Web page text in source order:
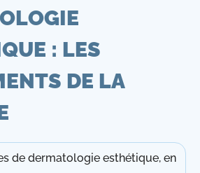
: LES
DE LA
de dermatologie esthétique, en